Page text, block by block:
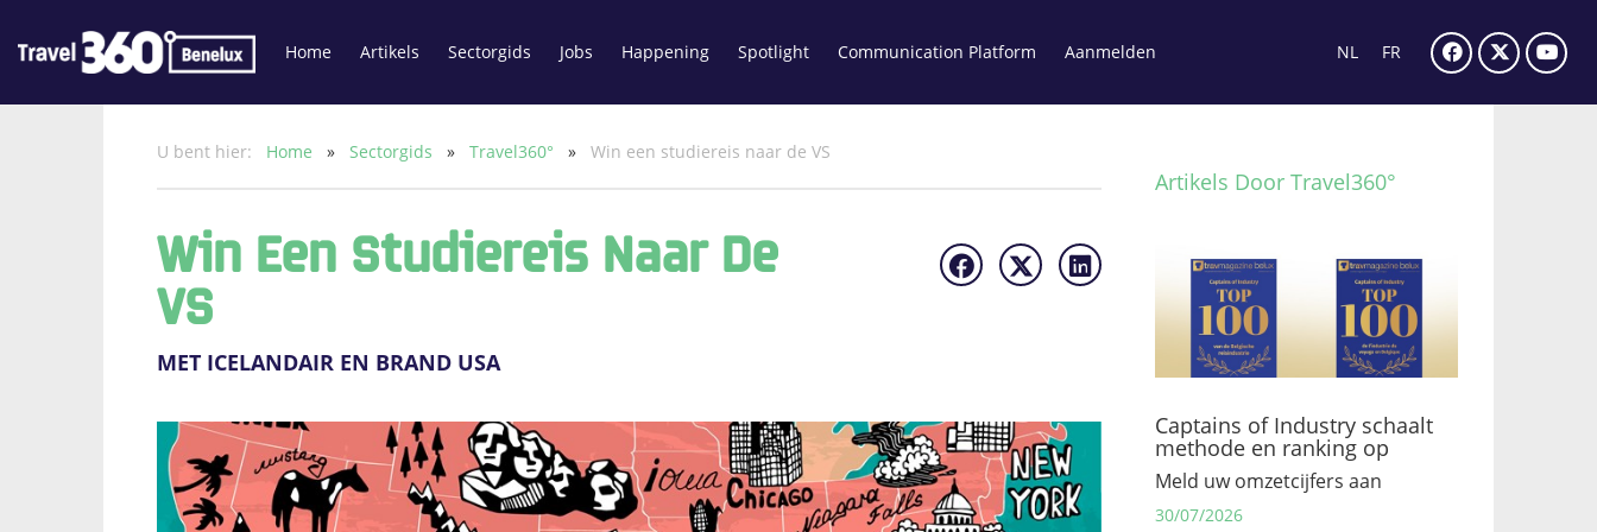
Home Artikels Sectorgids Jobs Happening Spotlight Communication Platform Aanmelden NL FR
U bent hier: Home » Sectorgids » Travel360° » Win een studiereis naar de VS
Win Een Studiereis Naar De
VS
MET ICELANDAIR EN BRAND USA
Artikels Door Travel360°
Captains of Industry schaalt
methode en ranking op
Meld uw omzetcijfers aan
30/07/2026